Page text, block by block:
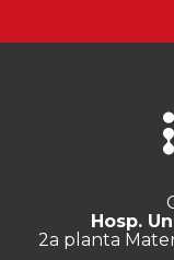
Hosp.
2a planta